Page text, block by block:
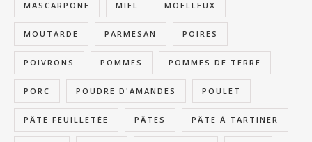
MASCARPONE MIEL MOELLEUX
MOUTARDE PARMESAN POIRES
POIVRONS POMMES POMMES DE TERRE
PORC POUDRE D'AMANDES POULET
PÂTE FEUILLETÉE PÂTES PÂTE À TARTINER